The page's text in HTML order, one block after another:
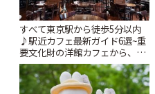
すべて東京駅から徒歩5分以内
♪駅近カフェ最新ガイド6選~重
要文化財の洋館カフェから、改
札すぐのレトロ喫茶まで~ | こと
りっぷ